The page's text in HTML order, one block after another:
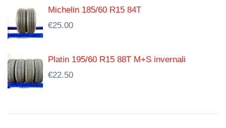
Michelin 185/60 R15 84T
€25.00
Platin 195/60 R15 88T M+S invernali
€22.50